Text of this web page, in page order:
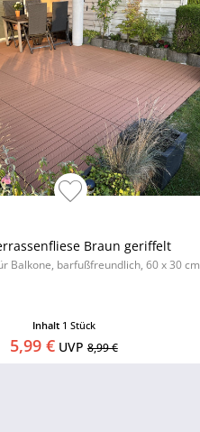
Braun geriffelt
Balkone, barfußfreundlich, 60 x 30 cm
Inhalt 1 Stück
5,99 €UVP8,99 €